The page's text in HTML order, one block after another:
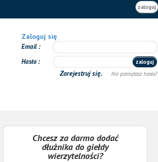
zaloguj
Zaloguj się
Email
Hasło
zaloguj
Zarejestruj się. Nie pamiętasz hasła?
Chcesz za darmo dodać
dłużnika do giełdy
wierzytelności?